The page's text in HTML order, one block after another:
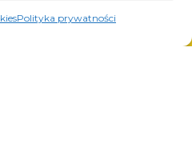
Polityka prywatności
22.02.2002. D-U-N-S :